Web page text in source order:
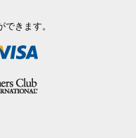
きます。